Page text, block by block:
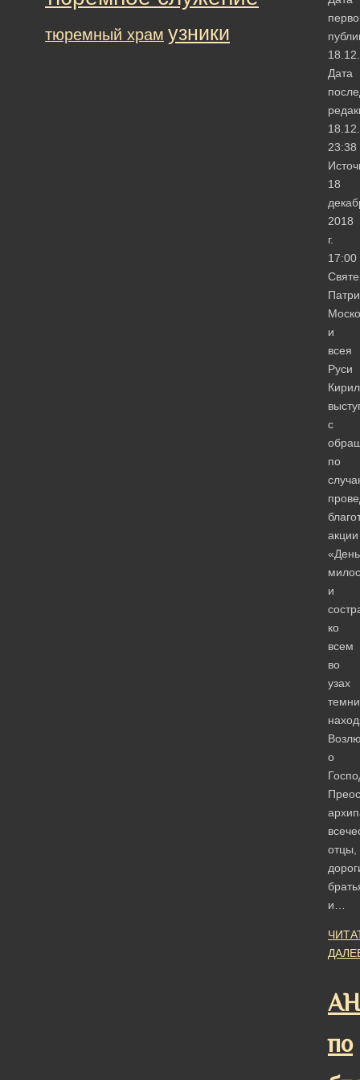
Дата
23:38
18
2018
г.
17:00
и
всея
Руси
с
по
акции
«День
и
ко
всем
во
узах
о
отцы,
и…
по
тюремный храм узники